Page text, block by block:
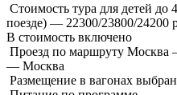
Стоимость тура для детей до
поезде) — 22300/23800/24200
В стоимость включено
Проезд по маршруту
— Москва
Размещение в вагонах